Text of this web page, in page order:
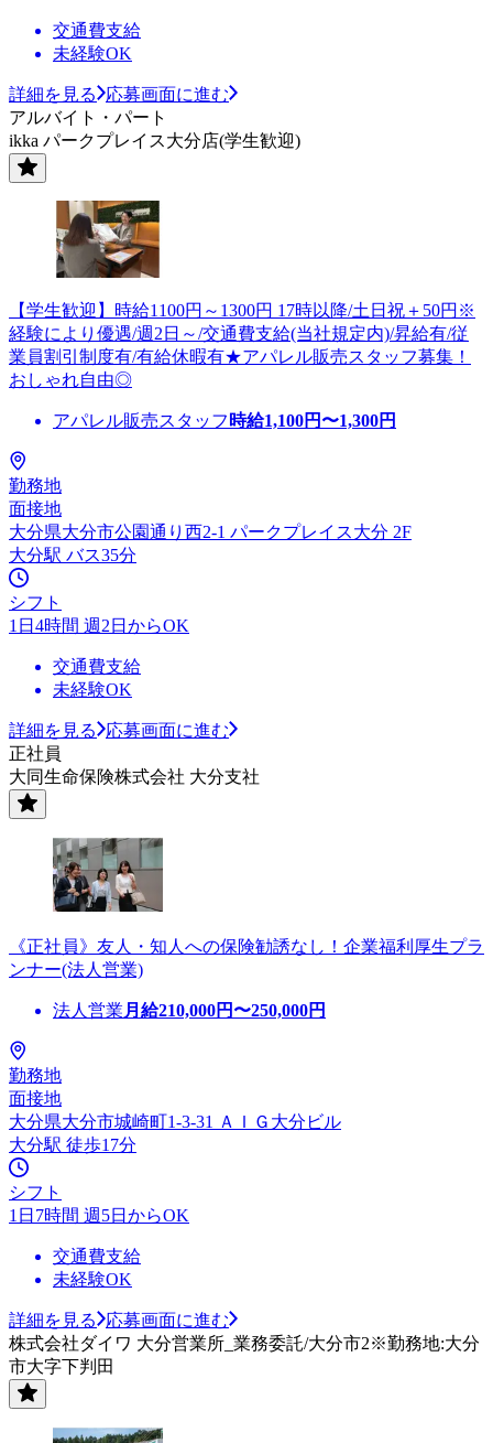
交通費支給
未経験OK
詳細を見る
応募画面に進む
アルバイト・パート
ikka パークプレイス大分店(学生歓迎)
【学生歓迎】時給1100円～1300円 17時以降/土日祝＋50円※
経験により優遇/週2日～/交通費支給(当社規定内)/昇給有/従
業員割引制度有/有給休暇有★アパレル販売スタッフ募集！
おしゃれ自由◎
アパレル販売スタッフ 時給1,100円〜1,300円
勤務地
面接地
大分県大分市公園通り西2-1 パークプレイス大分 2F
大分駅 バス35分
シフト
1日4時間 週2日からOK
交通費支給
未経験OK
詳細を見る
応募画面に進む
正社員
大同生命保険株式会社 大分支社
《正社員》友人・知人への保険勧誘なし！企業福利厚生プラ
ンナー(法人営業)
法人営業 月給210,000円〜250,000円
勤務地
面接地
大分県大分市城崎町1-3-31 ＡＩＧ大分ビル
大分駅 徒歩17分
シフト
1日7時間 週5日からOK
交通費支給
未経験OK
詳細を見る
応募画面に進む
株式会社ダイワ 大分営業所_業務委託/大分市2※勤務地:大分
市大字下判田